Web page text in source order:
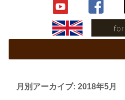
ツ
月別アーカイブ:2018年5月